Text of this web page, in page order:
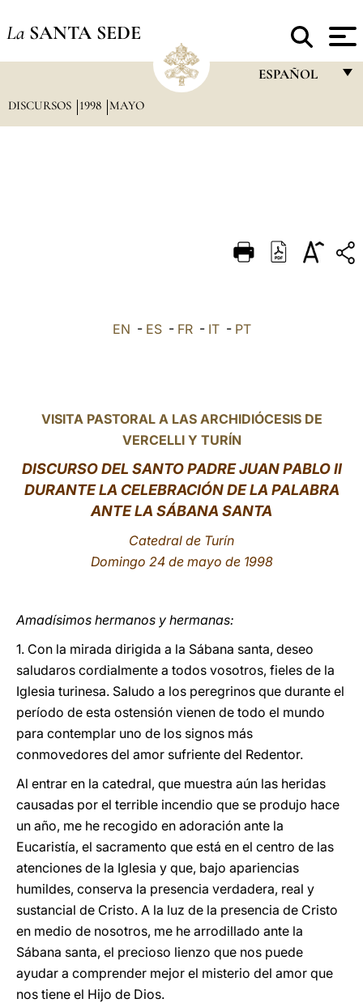
La SANTA SEDE
ESPAÑOL
DEUTSCH
DISCURSOS 1998 MAYO
EN - ES- FR- IT- PT
VISITA PASTORAL A LAS ARCHIDIÓCESIS DE
VERCELLI Y TURÍN
DISCURSO DEL SANTO PADRE JUAN PABLO II
DURANTE LA CELEBRACIÓN DE LA PALABRA
ANTE LA SÁBANA SANTA
Catedral de Turín
Domingo 24 de mayo de 1998
Amadísimos hermanos y hermanas:
1. Con la mirada dirigida a la Sábana santa, deseo
saludaros cordialmente a todos vosotros, fieles de la
Iglesia turinesa. Saludo a los peregrinos que durante el
período de esta ostensión vienen de todo el mundo
para contemplar uno de los signos más
conmovedores del amor sufriente del Redentor.
Al entrar en la catedral, que muestra aún las heridas
causadas por el terrible incendio que se produjo hace
un año, me he recogido en adoración ante la
Eucaristía, el sacramento que está en el centro de las
atenciones de la Iglesia y que, bajo apariencias
humildes, conserva la presencia verdadera, real y
sustancial de Cristo. A la luz de la presencia de Cristo
en medio de nosotros, me he arrodillado ante la
Sábana santa, el precioso lienzo que nos puede
ayudar a comprender mejor el misterio del amor que
nos tiene el Hijo de Dios.